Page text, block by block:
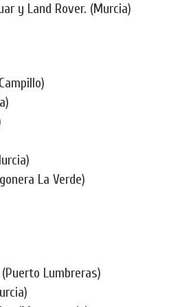
y Land Rover. (Murcia)
La Verde)
Lumbreras)